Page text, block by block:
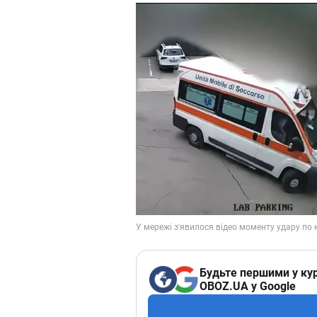
Будьте першими у
OBOZ.UA у Google